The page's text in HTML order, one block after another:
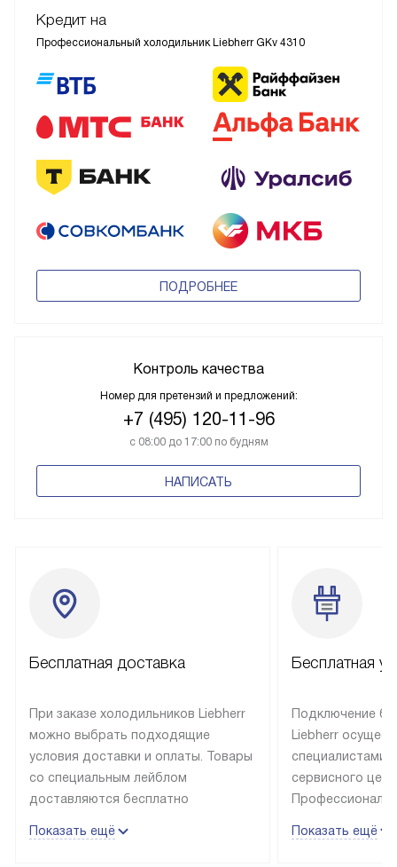
Кредит на
Профессиональный холодильник Liebherr GKv 4310
ПОДРОБНЕЕ
Контроль качества
Номер для претензий и предложений:
+7 (495) 120-11-96
с 08:00 до 17:00 по будням
НАПИСАТЬ
Бесплатная доставка
При заказе холодильников Liebherr
можно выбрать подходящие
условия доставки и оплаты. Товары
со специальным лейблом
доставляются бесплатно
до подъезда, выезд за МКАД
Показать ещё
Бесплатная
Подключение
Liebherr
специалистами
сервисного
эксплуатации
Показать ещё